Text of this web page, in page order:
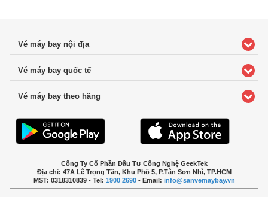
Vé máy bay nội địaclick to expand contents
Vé máy bay quốc tếclick to expand contents
Vé máy bay theo hãng
Công Ty Cổ Phần Đầu Tư Công Nghệ GeekTek
Địa chỉ: 47A Lê Trọng Tấn, Khu Phố 5, P.Tân Sơn Nhì, TP.HCM
MST: 0318310839 - Tel: 1900 2690- Email: info@sanvemaybay.vn